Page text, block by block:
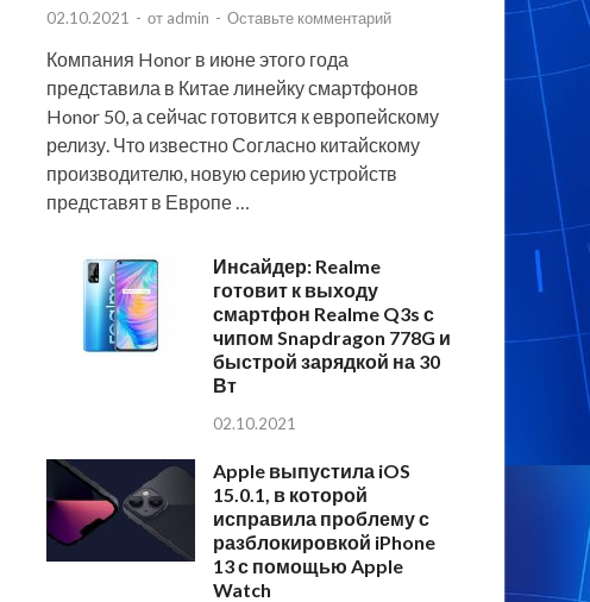
02.10.2021 - от admin - Оставьте комментарий
Компания Honor в июне этого года
представила в Китае линейку смартфонов
Honor 50, а сейчас готовится к европейскому
релизу. Что известно Согласно китайскому
производителю, новую серию устройств
представят в Европе …
Инсайдер: Realme
готовит к выходу
смартфон Realme Q3s с
чипом Snapdragon 778G и
быстрой зарядкой на 30
Вт
02.10.2021
Apple выпустила iOS
15.0.1, в которой
исправила проблему с
разблокировкой iPhone
13 с помощью Apple
Watch